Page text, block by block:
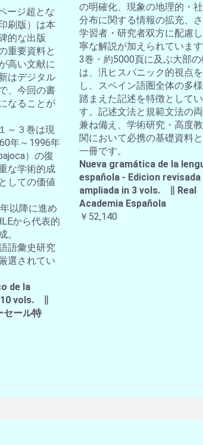
ージ超とな
刷版）は本
的な出版
重要資料と
高い文献に
はデジタル
、今回の書
なることが
～３巻は現
年～1996年
）の復
な学術的成
しての価値
以降に進め
から代表的
。
語彙史研究
選されてい
de la
vols. ∥
ール特
の明確化、現象の地理的・
分布に関する情報の拡充、
学習者・研究者双方に配慮
寧な解説が加えられていま
3巻・約5000頁に及ぶ大部
は、汎ヒスパニック的視点
し、スペイン語圏全体の多
踏まえた記述を特徴としてい
す。記述文法と規範文法の
兼ね備え、学術研究・高度
関において必携の基礎資料
一冊です。
Nueva gramática de la
española - Edicion revisada
ampliada in 3 vols. ∥ Real
Academia Española
￥52,140